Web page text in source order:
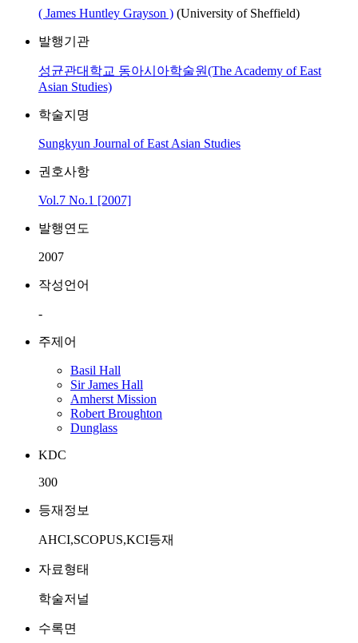
( James Huntley Grayson ) (University of Sheffield)
발행기관
성균관대학교 동아시아학술원(The Academy of East
Asian Studies)
학술지명
Sungkyun Journal of East Asian Studies
권호사항
Vol.7 No.1 [2007]
발행연도
2007
작성언어
-
주제어
Basil Hall
Sir James Hall
Amherst Mission
Robert Broughton
Dunglass
KDC
300
등재정보
AHCI,SCOPUS,KCI등재
자료형태
학술저널
수록면